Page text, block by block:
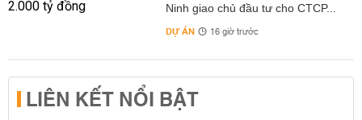
Ninh giao chủ đầu tư cho CTCP...
DỰ ÁN 16 giờ trước
LIÊN KẾT NỔI BẬT